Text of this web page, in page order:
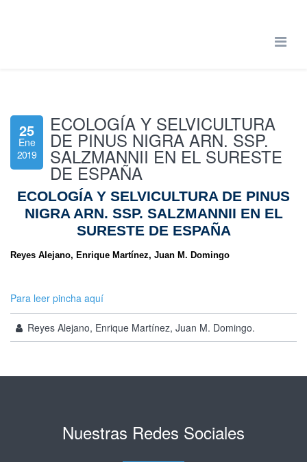
25
Ene
2019
ECOLOGÍA Y SELVICULTURA
DE PINUS NIGRA ARN. SSP.
SALZMANNII EN EL SURESTE
DE ESPAÑA
ECOLOGÍA Y SELVICULTURA DE PINUS
NIGRA ARN. SSP. SALZMANNII EN EL
SURESTE DE ESPAÑA
Reyes Alejano, Enrique Martínez, Juan M. Domingo
Para leer pincha aquí
Reyes Alejano, Enrique Martínez, Juan M. Domingo.
Nuestras Redes Sociales